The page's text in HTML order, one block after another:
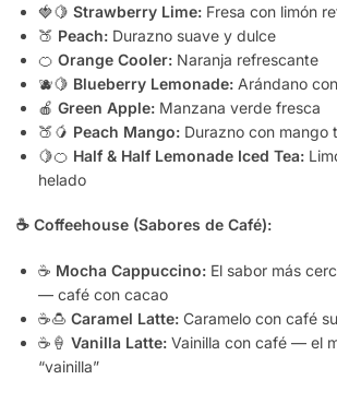
🍓🍋 Strawberry Lime: Fresa con limón
🍑 Peach: Durazno suave y dulce
🍊 Orange Cooler: Naranja refrescante
🫐🍋 Blueberry Lemonade: Arándano
🍎 Green Apple: Manzana verde fresca
🍑🥭 Peach Mango: Durazno con mango
🍋🍊 Half & Half Lemonade Iced Tea:
helado
☕ Coffeehouse (Sabores de Café):
☕ Mocha Cappuccino: El sabor más
— café con cacao
☕🍮 Caramel Latte: Caramelo con café
☕🍦 Vanilla Latte: Vainilla con café — el
“vainilla”